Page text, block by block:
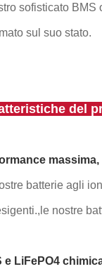
sofisticato
sul suo stato.
del
batterie agli
nostre
e LiFePO4